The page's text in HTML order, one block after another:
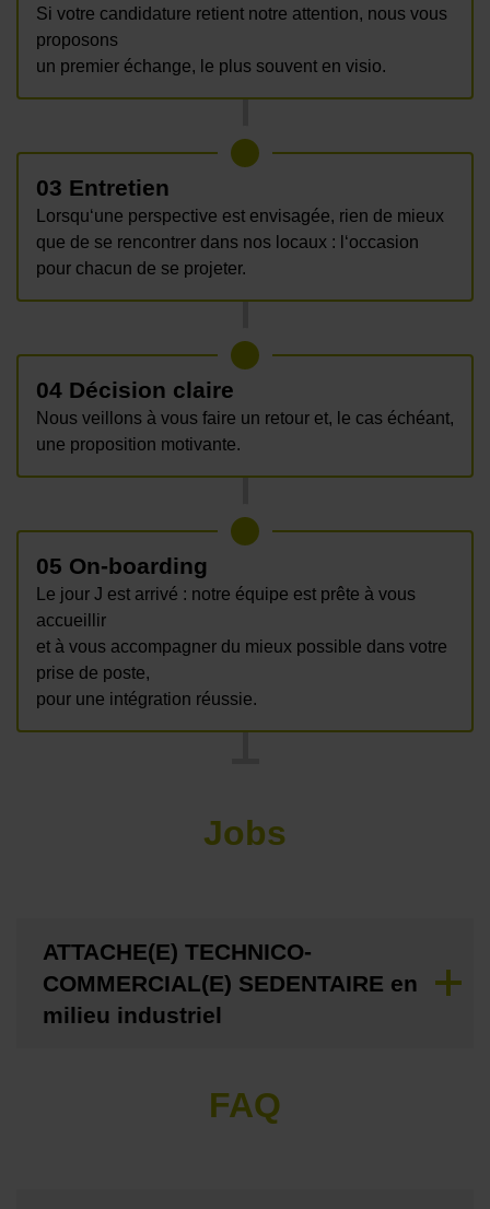
Si votre candidature retient notre attention, nous vous
proposons
un premier échange, le plus souvent en visio.
03 Entretien
Lorsqu‘une perspective est envisagée, rien de mieux
que de se rencontrer dans nos locaux : l‘occasion
pour chacun de se projeter.
04 Décision claire
Nous veillons à vous faire un retour et, le cas échéant,
une proposition motivante.
05 On-boarding
Le jour J est arrivé : notre équipe est prête à vous
accueillir
et à vous accompagner du mieux possible dans votre
prise de poste,
pour une intégration réussie.
Jobs
ATTACHE(E) TECHNICO-
COMMERCIAL(E) SEDENTAIRE en
milieu industriel
FAQ